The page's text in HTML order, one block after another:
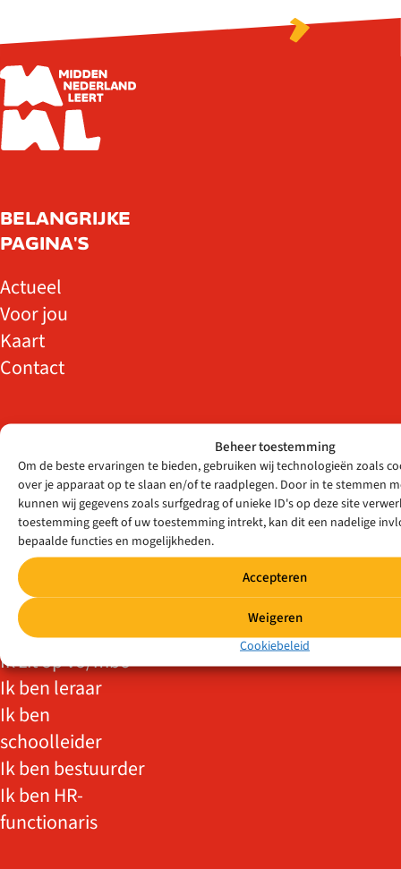
Beheer toestemming
Om de beste ervaringen te bieden, gebruiken wij technologieën zoals
over je apparaat op te slaan en/of te raadplegen. Door in te stemmen
kunnen wij gegevens zoals surfgedrag of unieke ID's op deze site
toestemming geeft of uw toestemming intrekt, kan dit een nadelige
bepaalde functies en mogelijkheden.
Accepteren
Weigeren
Cookiebeleid
BELANGRIJKE
PAGINA'S
Actueel
Voor jou
Kaart
Contact
DOELGROEPEN
Ik ben zij-
instromer
Ik ben
statushouder
Ik wil meer/weer
voor de klas
Ik zit op vo/mbo
Ik ben leraar
Ik ben
schoolleider
Ik ben bestuurder
Ik ben HR-
functionaris